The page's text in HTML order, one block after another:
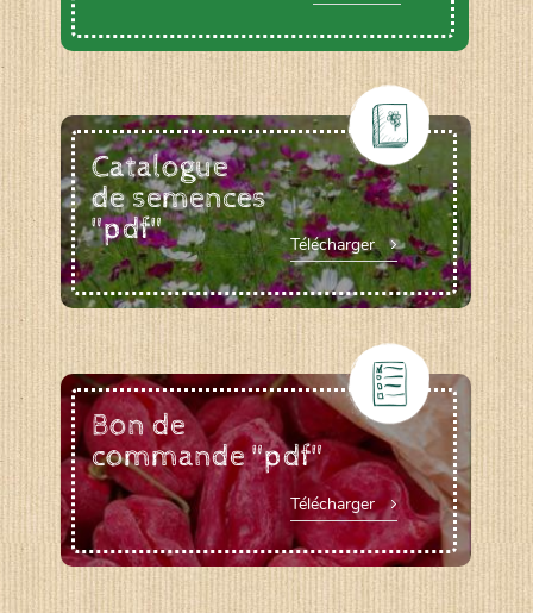
Catalogue
de semences
"pdf"
Télécharger
Bon de
commande "pdf"
Télécharger